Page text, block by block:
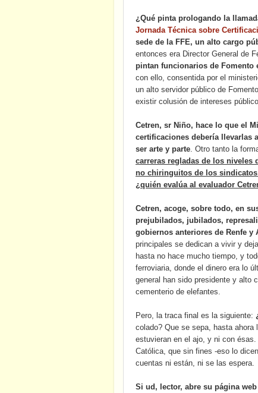
¿Qué pinta prologando la
Jornada Técnica sobre
sede de la FFE, un alto cargo
entonces era Director General de
pintan funcionarios de Fomento
con ello, consentida por el
un alto servidor público de
existir colusión de intereses
Cetren, sr Niño, hace lo que el
certificaciones debería llevarlas
ser arte y parte. Otro tanto la
carreras regladas de los niveles
no chiringuitos de los
¿quién evalúa al evaluador
Cetren, acoge, sobre todo, en
prejubilados, jubilados,
gobiernos anteriores de Renfe y
principales se dedican a vivir y
hasta no hace mucho tiempo, y
ferroviaria, donde el dinero era lo
general han sido presidente y alto
cementerio de elefantes.
Pero, la traca final es la siguiente:
colado? Que se sepa, hasta
estuvieran en el ajo, y ni con
Católica, que sin fines -eso lo
cuentas ni están, ni se las espera.
Si ud, lector, abre su página web